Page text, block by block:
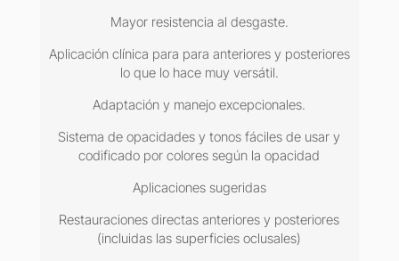
Mayor resistencia al desgaste.
Aplicación clínica para para anteriores y posteriores
lo que lo hace muy versátil.
Adaptación y manejo excepcionales.
Sistema de opacidades y tonos fáciles de usar y
codificado por colores según la opacidad
Aplicaciones sugeridas
Restauraciones directas anteriores y posteriores
(incluidas las superficies oclusales)